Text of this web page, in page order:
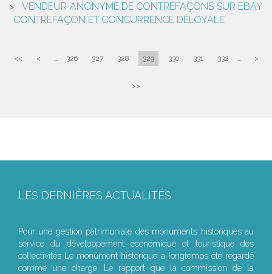
VENDEUR ANONYME DE CONTREFAÇONS SUR EBAY
: CONTREFAÇON ET CONCURRENCE DÉLOYALE
<< < ... 326 327 328 329 330 331 332 ... >
>>
LES DERNIÈRES ACTUALITÉS
Pour une gestion patrimoniale des monuments historiques au
service du développement économique et touristique des
collectivités Le monument historique a longtemps été regardé
comme une charge. Le rapport que la commission de la